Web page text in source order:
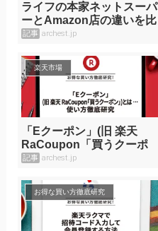
ライフの本家ネットスーパ
ーとAmazon店の違いを比
較。どっちがお得？
記事 archest.jp
楽天市場
「Eクーポン」(旧 楽天
RaCoupon「買うクーポ
ン」)とは …使い方徹底研
記事 archest.jp
お得な買い方徹底研究